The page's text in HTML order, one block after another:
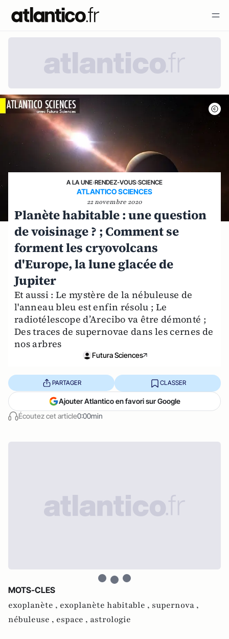
A LA UNE›RENDEZ-VOUS›SCIENCE
ATLANTICO SCIENCES
22 novembre 2020
Planète habitable : une question
de voisinage ? ; Comment se
forment les cryovolcans
d'Europe, la lune glacée de
Jupiter
Et aussi : Le mystère de la nébuleuse de
l'anneau bleu est enfin résolu ; Le
radiotélescope d’Arecibo va être démonté ;
Des traces de supernovae dans les cernes de
nos arbres
Futura Sciences
Écoutez cet article0:00min
PARTAGER CLASSER
Ajouter Atlantico en favori sur Google
MOTS-CLES
exoplanète , exoplanète habitable , supernova ,
nébuleuse , espace , astrologie